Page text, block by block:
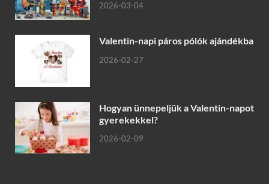
2026-03-04
Valentin-napi páros pólók ajándékba
2026-02-27
Hogyan ünnepeljük a Valentin-napot
gyerekekkel?
2026-02-09